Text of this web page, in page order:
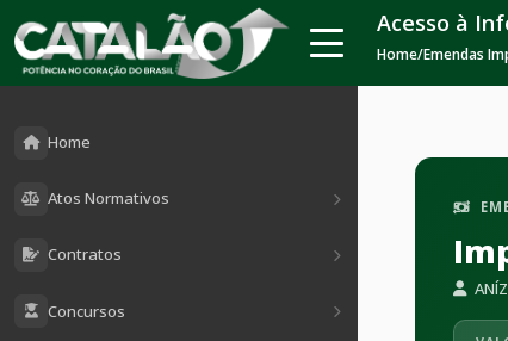
Home
Atos Normativos
Contratos
Concursos
Acesso à
Home/Emendas